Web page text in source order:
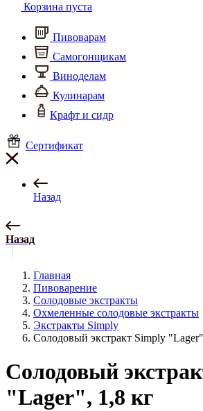
Корзина пуста
Пивоварам
Самогонщикам
Виноделам
Кулинарам
Крафт и сидр
Сертификат
Назад
Назад
Главная
Пивоварение
Солодовые экстракты
Охмеленные солодовые экстракты
Экстракты Simply
Солодовый экстракт Simply
Солодовый
"Lager", 1,8 кг